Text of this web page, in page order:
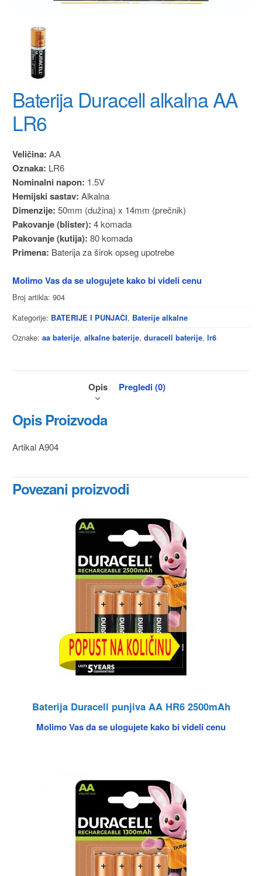
Baterija Duracell alkalna AA
LR6
Veličina: AA
Oznaka: LR6
Nominalni napon: 1.5V
Hemijski sastav: Alkalna
Dimenzije: 50mm (dužina) x 14mm (prečnik)
Pakovanje (blister): 4 komada
Pakovanje (kutija): 80 komada
Primena: Baterija za širok opseg upotrebe
Molimo Vas da se ulogujete kako bi videli cenu
Broj artikla: 904
Kategorije: BATERIJE I PUNJAČI, Baterije alkalne
Oznake: aa baterije, alkalne baterije, duracell baterije, lr6
Opis Pregledi (0)
Opis Proizvoda
Artikal A904
Povezani proizvodi
Baterija Duracell punjiva AA HR6 2500mAh
Molimo Vas da se ulogujete kako bi videli cenu